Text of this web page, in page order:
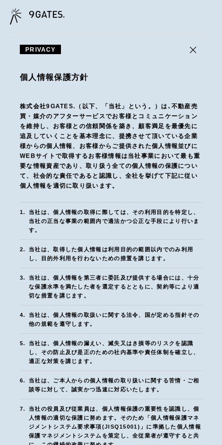
Loq SENDAGI, TOKYO
Loq HIGASHIKOMAGATA, TOKYO
R.hours SASAZUKA, TOKYO
Loq SENDAGI, TOKYO
Loq ASAKUSA, TOKYO
Loq SHINAGAWA SURFSIDE, TOKYO
Loq SENDAGI, TOKYO
Loq ASAKUSA, TOKYO
Loq ASAKUSA, TOKYO
R.hours SASAZUKA, TOKYO
Loq MONZENNAKACHO, TOKYO
R.hours SASAZUKA, TOKYO
Loq SHINAGAWA SURFSIDE, TOKYO
TOKYO EAST VINTAGE UENO, TOKYO
Loq SENDAGI, TOKYO
Loq SHINAGAWA SURFSIDE, TOKYO
Loq MONZENNAKACHO, TOKYO
Loq ASAKUSA, TOKYO
Loq HIGASHIKOMAGATA, TOKYO
PRIVACY
個人情報保護方針
株式会社9GATES.（以下、「当社」という。）は､不動産売
買・媒介のアフターサービスでお客様とコミュニケーション
を維持し、お客様との信頼関係を築き、顧客満足を最優先に
追及していくことを基本理念に、提携させて頂いている企業
様からの個人情報、お客様からご提供された個人情報並びに
WEBサイトで取得するお客様情報は当社事業において最も重
要な情報資産であり、取り扱う全ての個人情報の保護につい
て、社会的な責任であると認識し、全社を挙げて下記に従い
個人情報を適切に取り扱います。
1.
当社は、個人情報の取得に際しては、その利用目的を特定し、
当社の正当な事業の範囲内で適法かつ公正な手段により行いま
す。
2.
当社は、取得した個人情報は利用目的の範囲以内でのみ利用
し、目的外利用を行わないための措置を講じます。
3.
当社は、個人情報を第三者に委託及び提供する場合には、十分
な保護水準を満たした者を選定するとともに、契約等により適
切な措置を講じます。
4.
当社は、個人情報の取扱いに関する法令、国が定める指針その
他の規範を遵守します。
5.
当社は、個人情報の漏えい、滅失又はき損等のリスクを認識
し、その防止及び是正のための社内基準や責任体制を確立し、
適正な対策を講じます。
6.
当社は、ご本人からの個人情報の取り扱いに関する苦情・ご相
談等に対して、誠実かつ迅速に対応いたします。
7.
当社の役員及び従業員は、個人情報保護の重要性を認識し、個
人情報の適切な保護に努めます。そのため「個人情報保護マネ
ジメントシステム要求事項(JISQ15001)」に準拠した個人情報
保護マネジメントシステムを策定し、全従業者が遵守すると共